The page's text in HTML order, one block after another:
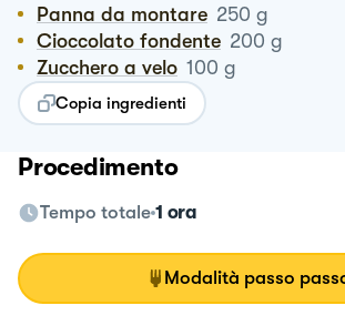
Panna da montare 250 g
Cioccolato fondente 200 g
Zucchero a velo 100 g
Copia ingredienti
Procedimento
Tempo totale 1 ora
Modalità passo